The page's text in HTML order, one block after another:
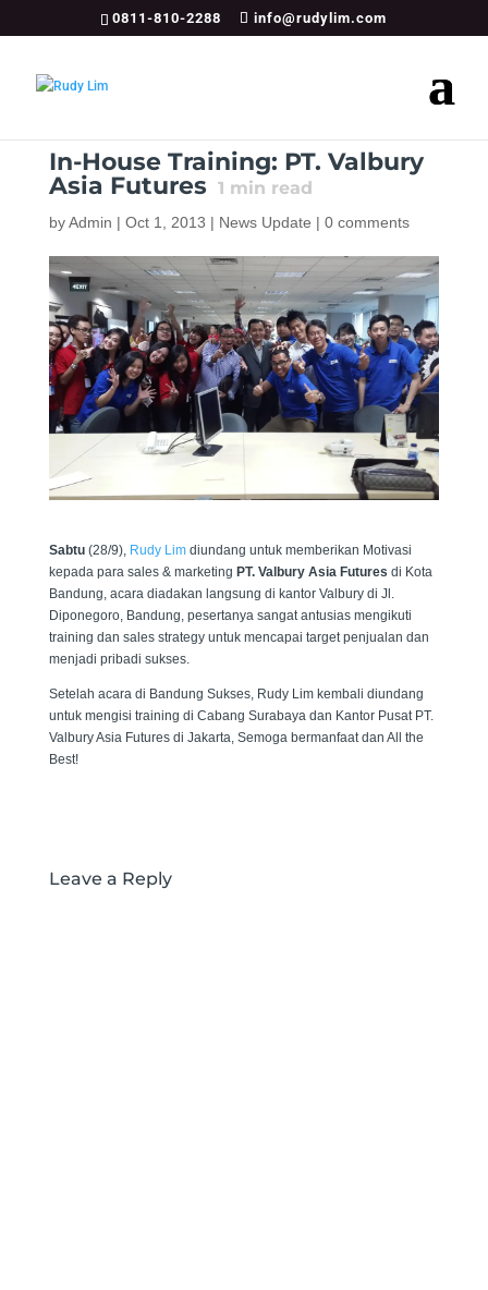
0811-810-2288 info@rudylim.com
In-House Training: PT. Valbury
Asia Futures 1 min read
byAdmin | Oct 1, 2013 | News Update | 0 comments
Sabtu(28/9), Rudy Limdiundang untuk memberikan Motivasi
kepada para sales & marketing PT. Valbury Asia Futures di Kota
Bandung, acara diadakan langsung di kantor Valbury di Jl.
Diponegoro, Bandung, pesertanya sangat antusias mengikuti
training dan sales strategy untuk mencapai target penjualan dan
menjadi pribadi sukses.
Setelah acara di Bandung Sukses, Rudy Lim kembali diundang
untuk mengisi training di Cabang Surabaya dan Kantor Pusat PT.
Valbury Asia Futures di Jakarta, Semoga bermanfaat dan All the
Best!
Leave a Reply